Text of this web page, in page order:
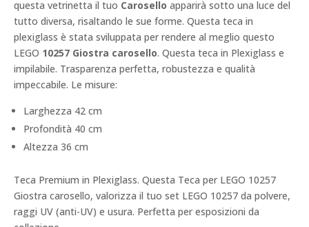
questa vetrinetta il tuo Carosello apparirà sotto una luce del
tutto diversa, risaltando le sue forme. Questa teca in
plexiglass è stata sviluppata per rendere al meglio questo
LEGO 10257 Giostra carosello. Questa teca in Plexiglass e
impilabile. Trasparenza perfetta, robustezza e qualità
impeccabile. Le misure:
Larghezza 42 cm
Profondità 40 cm
Altezza 36 cm
Teca Premium in Plexiglass. Questa Teca per LEGO 10257
Giostra carosello, valorizza il tuo set LEGO 10257 da polvere,
raggi UV (anti-UV) e usura. Perfetta per esposizioni da